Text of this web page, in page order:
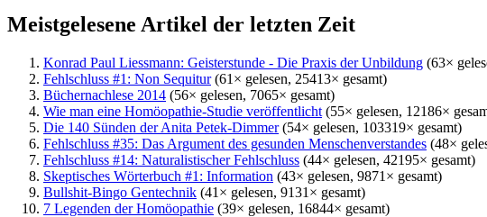
Meistgelesene Artikel der letzten Zeit
Konrad Paul Liessmann: Geisterstunde - Die Praxis der Unbildung (63×
Fehlschluss #1: Non Sequitur(61× gelesen, 25413× gesamt)
Büchernachlese 2014 (56× gelesen, 7065× gesamt)
Wie man eine Homöopathie-Studie veröffentlicht (55× gelesen, 12186×
Die 140 Sünden der Anita Petek-Dimmer(54× gelesen, 103319× gesamt)
Fehlschluss #35: Das Argument des gesunden Menschenverstandes (48×
Fehlschluss #14: Naturalistischer Fehlschluss (44× gelesen, 42195× gesamt)
Skeptisches Wörterbuch #1: Information (43× gelesen, 9871× gesamt)
Bullshit-Bingo Gentechnik (41× gelesen, 9131× gesamt)
7 Legenden der Homöopathie (39× gelesen, 16844× gesamt)